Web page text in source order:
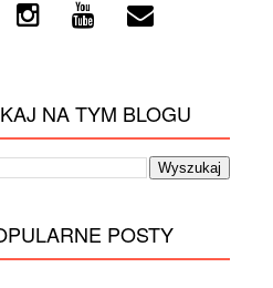
NA TYM BLOGU
POSTY